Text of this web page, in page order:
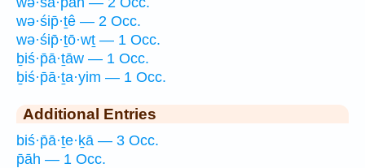
wə·śip̄·ṯê — 2 Occ.
wə·śip̄·ṯō·wṯ — 1 Occ.
ḇiś·p̄ā·ṯāw — 1 Occ.
ḇiś·p̄ā·ṯa·yim — 1 Occ.
Additional Entries
biś·p̄ā·ṯe·ḵā — 3 Occ.
p̄āh — 1 Occ.